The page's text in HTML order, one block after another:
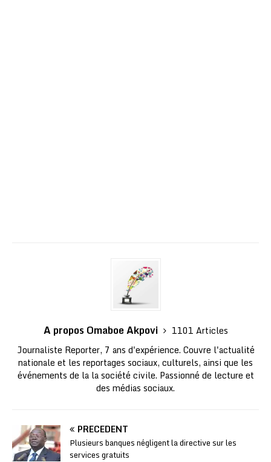
A propos Omaboe Akpovi
1101 Articles
Journaliste Reporter, 7 ans d'expérience. Couvre l'actualité
nationale et les reportages sociaux, culturels, ainsi que les
événements de la la société civile. Passionné de lecture et
des médias sociaux.
PRÉCÉDENT
Plusieurs banques négligent la directive sur les
services gratuits